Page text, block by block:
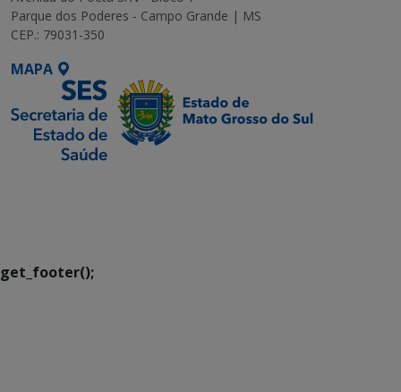
Parque dos Poderes - Campo Grande | MS
CEP.: 79031-350
MAPA
get_footer();